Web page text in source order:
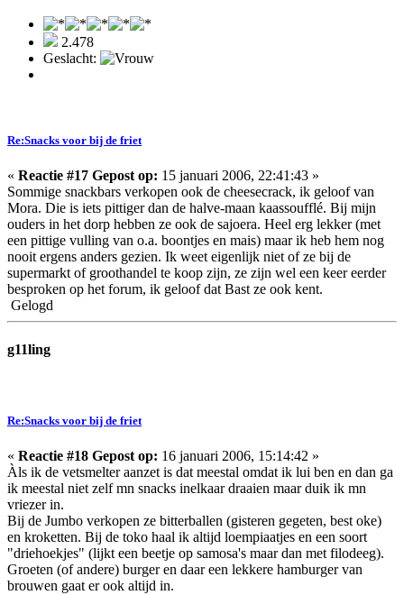
2.478
Geslacht:
Re:Snacks voor bij de friet
« Reactie #17 Gepost op: 15 januari 2006, 22:41:43 »
Sommige snackbars verkopen ook de cheesecrack, ik geloof van
Mora. Die is iets pittiger dan de halve-maan kaassoufflé. Bij mijn
ouders in het dorp hebben ze ook de sajoera. Heel erg lekker (met
een pittige vulling van o.a. boontjes en mais) maar ik heb hem nog
nooit ergens anders gezien. Ik weet eigenlijk niet of ze bij de
supermarkt of groothandel te koop zijn, ze zijn wel een keer eerder
besproken op het forum, ik geloof dat Bast ze ook kent.
Gelogd
g11ling
Re:Snacks voor bij de friet
« Reactie #18 Gepost op: 16 januari 2006, 15:14:42 »
Àls ik de vetsmelter aanzet is dat meestal omdat ik lui ben en dan ga
ik meestal niet zelf mn snacks inelkaar draaien maar duik ik mn
vriezer in.
Bij de Jumbo verkopen ze bitterballen (gisteren gegeten, best oke)
en kroketten. Bij de toko haal ik altijd loempiaatjes en een soort
"driehoekjes" (lijkt een beetje op samosa's maar dan met filodeeg).
Groeten (of andere) burger en daar een lekkere hamburger van
brouwen gaat er ook altijd in.